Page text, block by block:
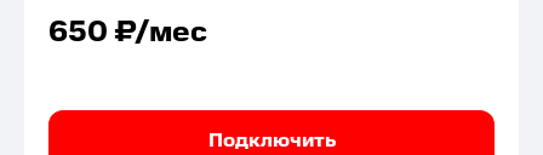
650₽/мес
Подключить